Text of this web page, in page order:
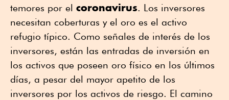
temores por el coronavirus. Los inversores
necesitan coberturas y el oro es el activo
refugio típico. Como señales de interés de los
inversores, están las entradas de inversión en
los activos que poseen oro físico en los últimos
días, a pesar del mayor apetito de los
inversores por los activos de riesgo. El camino